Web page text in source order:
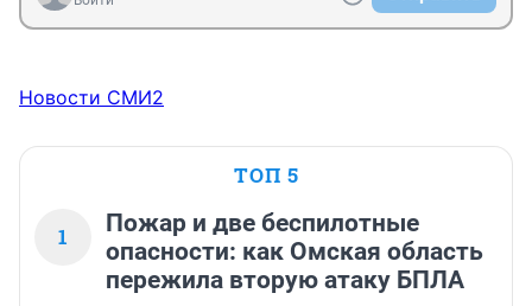
Новости СМИ2
ТОП 5
1
Пожар и две беспилотные
опасности: как Омская область
пережила вторую атаку БПЛА